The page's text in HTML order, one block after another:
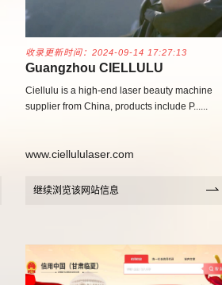
收录更新时间：2024-09-14 17:27:13
Guangzhou CIELLULU
Photoelectric Technology co.,Ltd.
Ciellulu is a high-end laser beauty machine
supplier from China, products include P......
www.ciellululaser.com
继续浏览该网站信息